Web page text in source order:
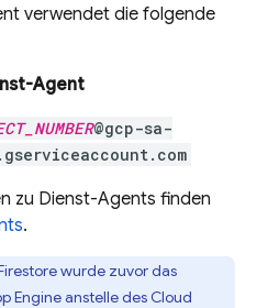
verwendet die folgende
Agent
@gcp-sa-
zu Dienst-Agents finden
.
wurde zuvor das
Engineanstelle des Cloud